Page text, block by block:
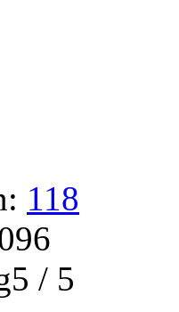
118
/ 5